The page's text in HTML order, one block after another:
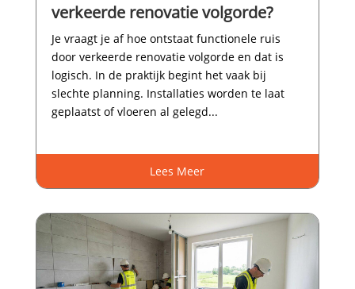
verkeerde renovatie volgorde?
Je vraagt je af hoe ontstaat functionele ruis
door verkeerde renovatie volgorde en dat is
logisch.​ In de praktijk begint het vaak bij
slechte planning.​ Installaties worden te laat
geplaatst of vloeren al gelegd...
Lees Meer